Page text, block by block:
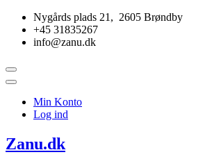
Skip
content
Nygårds plads 21, 2605 Brøndby
+45 31835267
info@zanu.dk
Topbar
Menu
Min Konto
Log ind
Zanu.dk